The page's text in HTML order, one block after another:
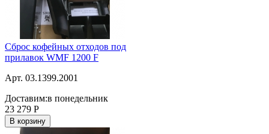
Сброс кофейных отходов под
прилавок WMF 1200 F
Арт. 03.1399.2001
Доставим:в понедельник
23 279 Р
В корзину